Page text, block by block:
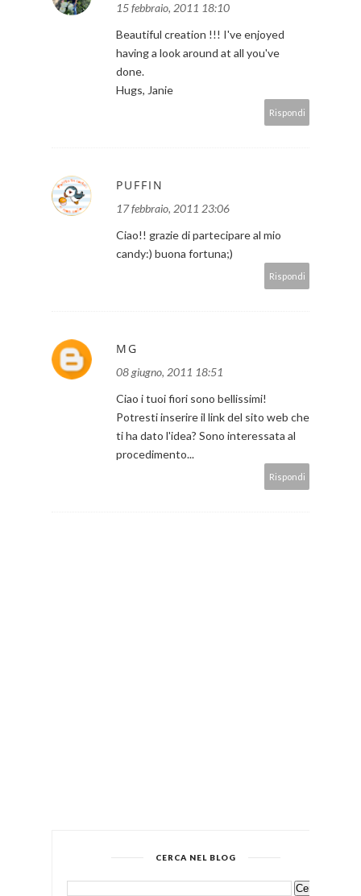
15 febbraio, 2011 18:10
Beautiful creation !!! I've enjoyed
having a look around at all you've
done.
Hugs, Janie
Rispondi
PUFFIN
17 febbraio, 2011 23:06
Ciao!! grazie di partecipare al mio
candy:) buona fortuna;)
Rispondi
MG
08 giugno, 2011 18:51
Ciao i tuoi fiori sono bellissimi!
Potresti inserire il link del sito web che
ti ha dato l'idea? Sono interessata al
procedimento...
Rispondi
CERCA NEL BLOG